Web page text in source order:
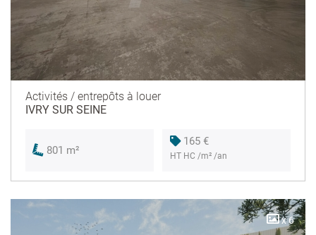
Activités / entrepôts à louer
IVRY SUR SEINE
801 m²
165 €
HT HC /m² /an
x 6